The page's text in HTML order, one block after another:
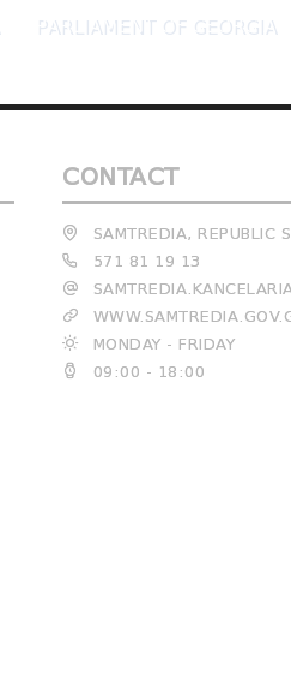
PARLIAMENT OF GEORGIA
CONTACT
SAMTREDIA, REPUBLIC
571 81 19 13
MONDAY - FRIDAY
09:00 - 18:00